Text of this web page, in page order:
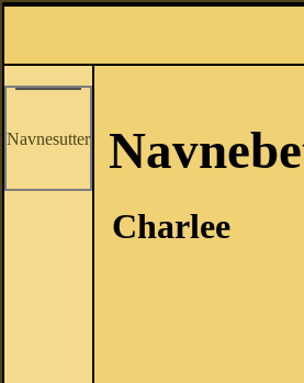
Navnesutter
Charlee